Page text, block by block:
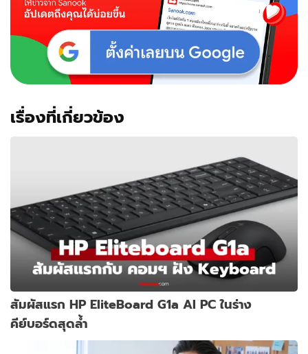
เรื่องที่เกี่ยวข้อง
สัมผัสแรก HP EliteBoard G1a AI PC ในร่าง
คีย์บอร์ดสุดล้ำ